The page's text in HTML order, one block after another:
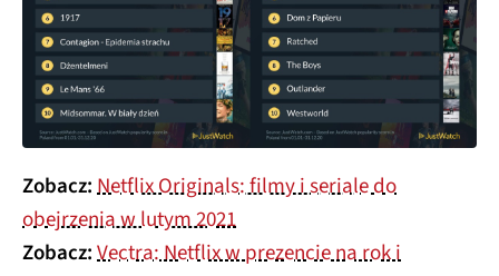
Zobacz: Netflix Originals: filmy i seriale do
obejrzenia w lutym 2021
Zobacz:Vectra: Netflix w prezencie na rok i